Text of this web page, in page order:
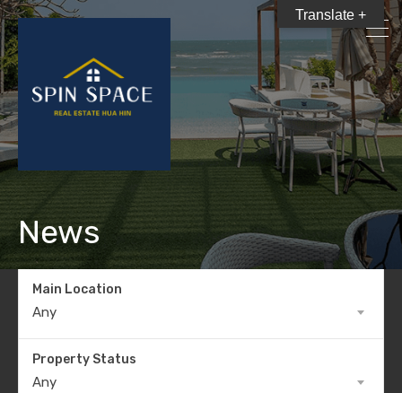
News
Main Location
Any
Property Status
Any
Translate +